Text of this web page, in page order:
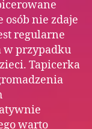
osób nie zdaje
regularne
w przypadku
Tapicerka
warto